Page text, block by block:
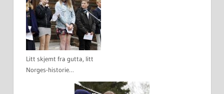
Litt skjemt fra gutta, litt
Norges-historie…